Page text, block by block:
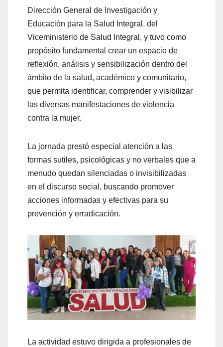
Dirección General de Investigación y
Educación para la Salud Integral, del
Viceministerio de Salud Integral, y tuvo como
propósito fundamental crear un espacio de
reflexión, análisis y sensibilización dentro del
ámbito de la salud, académico y comunitario,
que permita identificar, comprender y visibilizar
las diversas manifestaciones de violencia
contra la mujer.
La jornada prestó especial atención a las
formas sutiles, psicológicas y no verbales que a
menudo quedan silenciadas o invisibilizadas
en el discurso social, buscando promover
acciones informadas y efectivas para su
prevención y erradicación.
La actividad estuvo dirigida a profesionales de